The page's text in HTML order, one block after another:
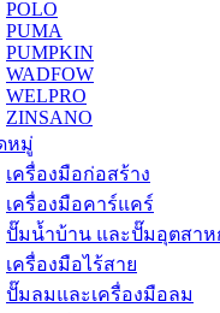
POLO
PUMA
PUMPKIN
WADFOW
WELPRO
ZINSANO
หมู่
เครื่องมือก่อสร้าง
เครื่องมือคาร์แคร์
ปั๊มน้ำบ้าน และปั๊มอุตสาห
เครื่องมือไร้สาย
ปั๊มลมและเครื่องมือลม